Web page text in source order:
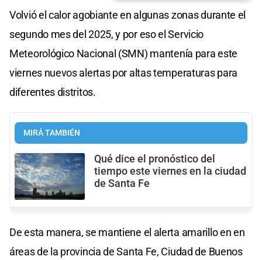
Volvió el calor agobiante en algunas zonas durante el
segundo mes del 2025, y por eso el Servicio
Meteorológico Nacional (SMN) mantenía para este
viernes nuevos alertas por altas temperaturas para
diferentes distritos.
MIRÁ TAMBIÉN
Qué dice el pronóstico del
tiempo este viernes en la ciudad
de Santa Fe
De esta manera, se mantiene el alerta amarillo en en
áreas de la provincia de Santa Fe, Ciudad de Buenos